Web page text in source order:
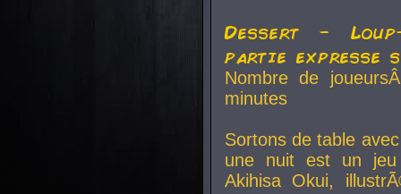
Dessert -
partie expresse
Nombre de
minutes
Sortons de table
une nuit est un
Akihisa Okui,